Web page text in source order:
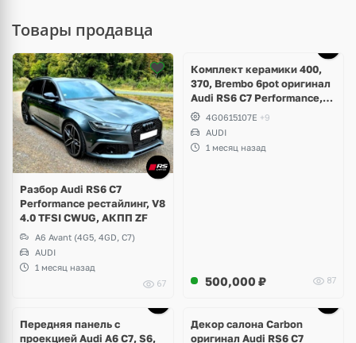
Товары продавца
Разбор Audi RS6 C7
Performance рестайлинг, V8
4.0 TFSI CWUG, АКПП ZF
A6 Avant (4G5, 4GD, C7)
AUDI
1 месяц назад
67
5 фото
Комплект керамики 400,
370, Brembo 6pot оригинал
Audi RS6 C7 Performance,
RS7 V8 4.0 TFSI
4G0615107E +9
AUDI
1 месяц назад
500,000 ₽ 87
Передняя панель с
проекцией Audi A6 C7, S6,
Декор салона Carbon
оригинал Audi RS6 C7